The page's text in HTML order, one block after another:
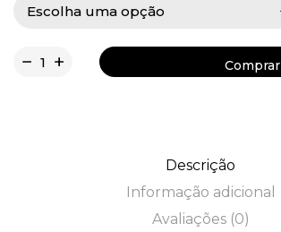
Comprar
Descrição
Informação adicional
Avaliações (0)